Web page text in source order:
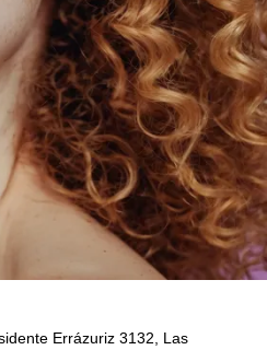
Errázuriz 3132, Las